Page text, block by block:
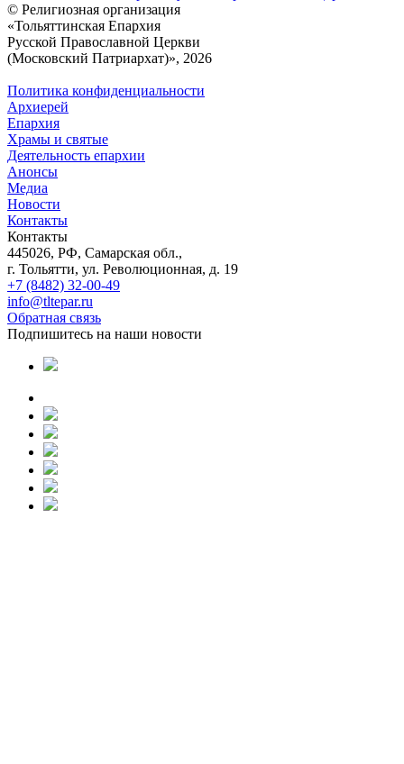
© Религиозная организация
«Тольяттинская Епархия
Русской Православной Церкви
(Московский Патриархат)», 2026
Политика конфиденциальности
Архиерей
Епархия
Храмы и святые
Деятельность епархии
Анонсы
Медиа
Новости
Контакты
Контакты
445026, РФ, Самарская обл.,
г. Тольятти, ул. Революционная, д. 19
+7 (8482) 32-00-49
info@tltepar.ru
Обратная связь
Подпишитесь на наши новости